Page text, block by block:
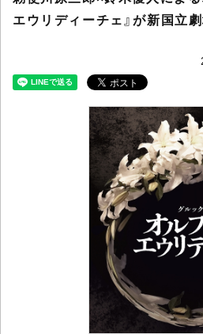
エウリディーチェ』が新国立